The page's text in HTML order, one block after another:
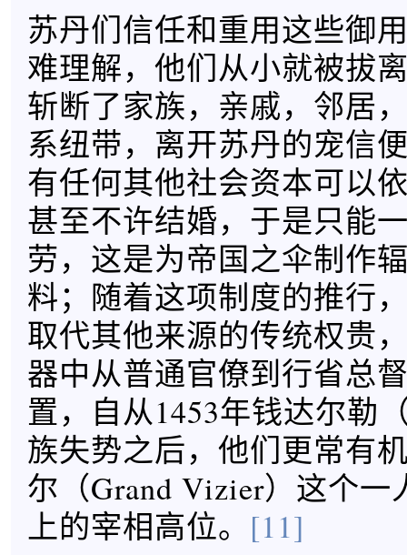
苏丹们信任和重用这些御
难理解，他们从小就被拔
斩断了家族，亲戚，邻居
系纽带，离开苏丹的宠信
有任何其他社会资本可以
甚至不许结婚，于是只能
劳，这是为帝国之伞制作
料；随着这项制度的推行
取代其他来源的传统权贵
器中从普通官僚到行省总
置，自从1453年钱达尔勒
族失势之后，他们更常有
尔（Grand Vizier）这个一
上的宰相高位。 [11]